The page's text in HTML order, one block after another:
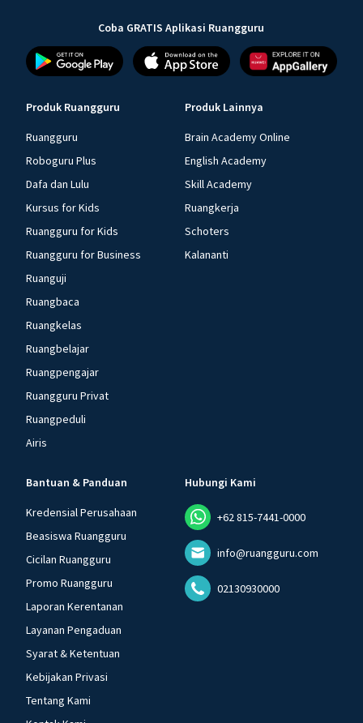
Coba GRATIS Aplikasi Ruangguru
Produk Ruangguru
Ruangguru
Roboguru Plus
Dafa dan Lulu
Kursus for Kids
Ruangguru for Kids
Ruangguru for Business
Ruanguji
Ruangbaca
Ruangkelas
Ruangbelajar
Ruangpengajar
Ruangguru Privat
Ruangpeduli
Airis
Produk Lainnya
Brain Academy Online
English Academy
Skill Academy
Ruangkerja
Schoters
Kalananti
Bantuan & Panduan
Kredensial Perusahaan
Beasiswa Ruangguru
Cicilan Ruangguru
Promo Ruangguru
Laporan Kerentanan
Layanan Pengaduan
Syarat & Ketentuan
Kebijakan Privasi
Tentang Kami
Hubungi Kami
+62 815-7441-0000
info@ruangguru.com
02130930000